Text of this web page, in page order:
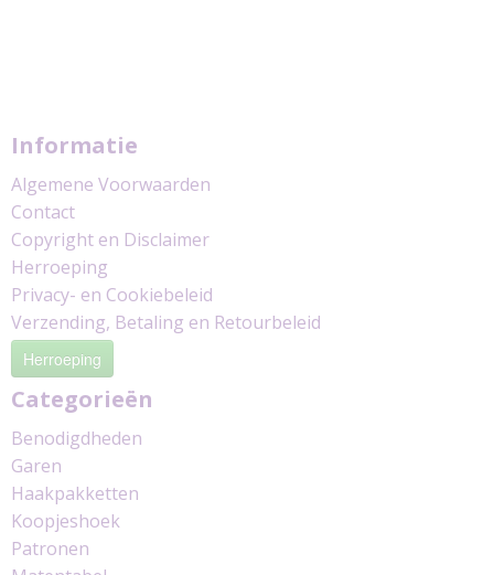
Informatie
Algemene Voorwaarden
Contact
Copyright en Disclaimer
Herroeping
Privacy- en Cookiebeleid
Verzending, Betaling en Retourbeleid
Herroeping
Categorieën
Benodigdheden
Garen
Haakpakketten
Koopjeshoek
Patronen